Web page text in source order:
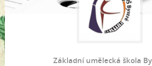
Základní umělecká škola